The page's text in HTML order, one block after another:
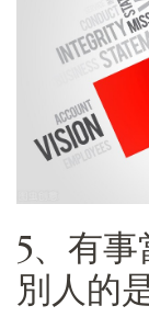
5、有
別人的